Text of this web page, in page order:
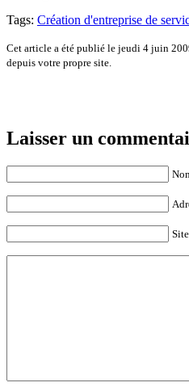
Tags: Création d'entreprise de
Cet article a été publié le jeudi 4 juin
depuis votre propre site.
Laisser un